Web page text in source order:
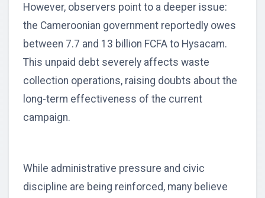
However, observers point to a deeper issue:
the Cameroonian government reportedly owes
between 7.7 and 13 billion FCFA to Hysacam.
This unpaid debt severely affects waste
collection operations, raising doubts about the
long-term effectiveness of the current
campaign.
While administrative pressure and civic
discipline are being reinforced, many believe